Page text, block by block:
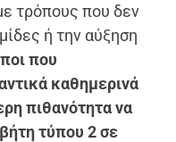
τρόπους που δεν
ή την αύξηση
που
καθημερινά
πιθανότητα να
τύπου 2 σε